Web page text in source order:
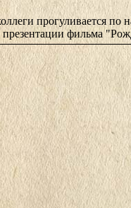
прогуливается по
презентации фильма